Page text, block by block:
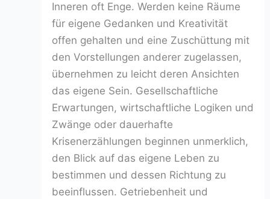
Inneren oft Enge. Werden keine Räume
für eigene Gedanken und Kreativität
offen gehalten und eine Zuschüttung mit
den Vorstellungen anderer zugelassen,
übernehmen zu leicht deren Ansichten
das eigene Sein. Gesellschaftliche
Erwartungen, wirtschaftliche Logiken und
Zwänge oder dauerhafte
Krisenerzählungen beginnen unmerklich,
den Blick auf das eigene Leben zu
bestimmen und dessen Richtung zu
beeinflussen. Getriebenheit und